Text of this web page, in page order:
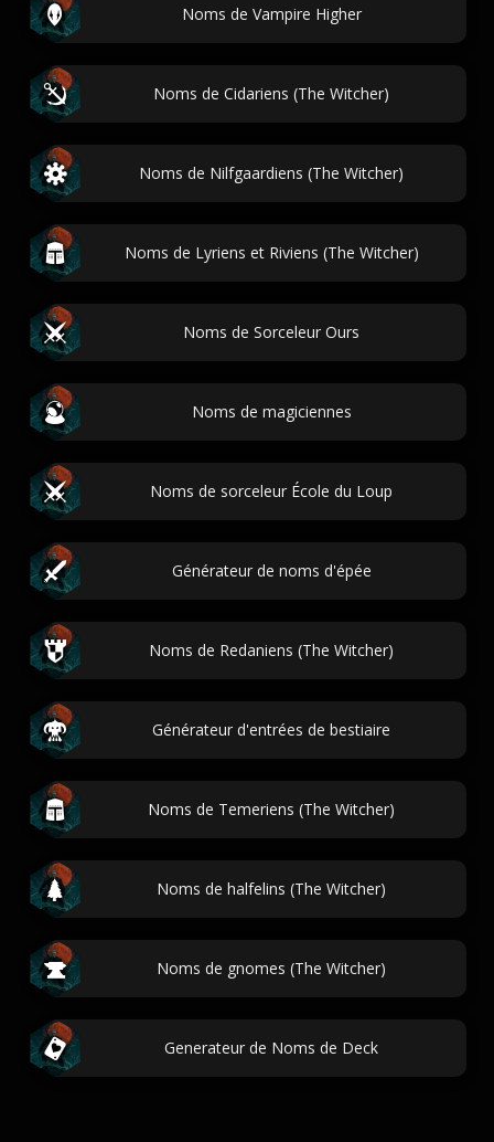
Noms de Vampire Higher
Noms de Cidariens (The Witcher)
Noms de Nilfgaardiens (The Witcher)
Noms de Lyriens et Riviens (The Witcher)
Noms de Sorceleur Ours
Noms de magiciennes
Noms de sorceleur École du Loup
Générateur de noms d'épée
Noms de Redaniens (The Witcher)
Générateur d'entrées de bestiaire
Noms de Temeriens (The Witcher)
Noms de halfelins (The Witcher)
Noms de gnomes (The Witcher)
Generateur de Noms de Deck